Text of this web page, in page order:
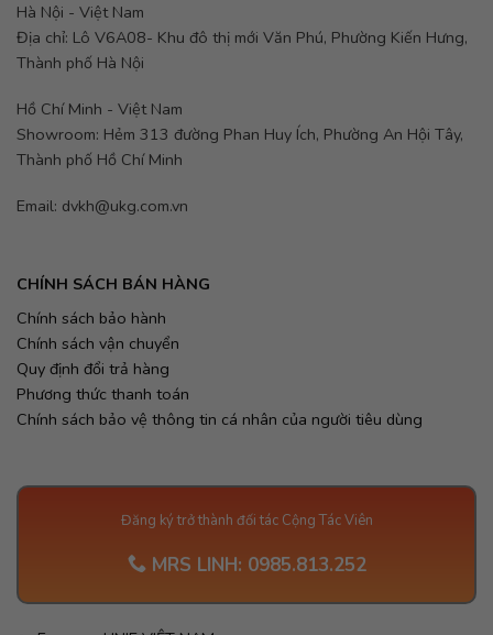
Hà Nội - Việt Nam
Địa chỉ: Lô V6A08- Khu đô thị mới Văn Phú, Phường Kiến Hưng,
Thành phố Hà Nội
Hồ Chí Minh - Việt Nam
Showroom: Hẻm 313 đường Phan Huy Ích, Phường An Hội Tây,
Thành phố Hồ Chí Minh
Email: dvkh@ukg.com.vn
CHÍNH SÁCH BÁN HÀNG
Chính sách bảo hành
Chính sách vận chuyển
Quy định đổi trả hàng
Phương thức thanh toán
Chính sách bảo vệ thông tin cá nhân của người tiêu dùng
Đăng ký trở thành đối tác Cộng Tác Viên
MRS LINH: 0985.813.252